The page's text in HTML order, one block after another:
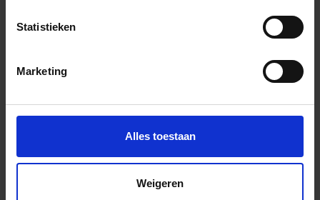
Statistieken
Marketing
Alles toestaan
Weigeren